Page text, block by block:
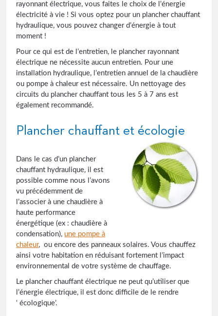
rayonnant électrique, vous faites le choix de l’énergie
électricité à vie ! Si vous optez pour un plancher chauffant
hydraulique, vous pouvez changer d’énergie à tout
moment !
Pour ce qui est de l’entretien, le plancher rayonnant
électrique ne nécessite aucun entretien. Pour une
installation hydraulique, l’entretien annuel de la chaudière
ou pompe à chaleur est nécessaire. Un nettoyage des
circuits du plancher chauffant tous les 5 à 7 ans est
également recommandé.
Plancher chauffant et écologie
Dans le cas d’un plancher
chauffant hydraulique, il est
possible comme nous l’avons
vu précédemment de
l’associer à une chaudière à
haute performance
énergétique (ex : chaudière à
condensation), une pompe à
chaleur, ou encore des panneaux solaires. Vous chauffez
ainsi votre habitation en réduisant fortement l’impact
environnemental de votre système de chauffage.
Le plancher chauffant électrique ne peut qu’utiliser que
l’énergie électrique, il est donc difficile de le rendre
‘ écologique’.